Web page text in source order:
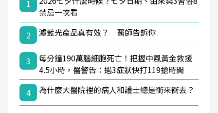
1
禁忌一次看
2
濾藍光產品真有效？ 醫師告訴你
3
每分鐘190萬腦細胞死亡！把握中風黃金救援
4.5小時，醫警告：遇3症狀快打119搶時間
4
為什麼大醫院裡的病人和護士總是衝來衝去？